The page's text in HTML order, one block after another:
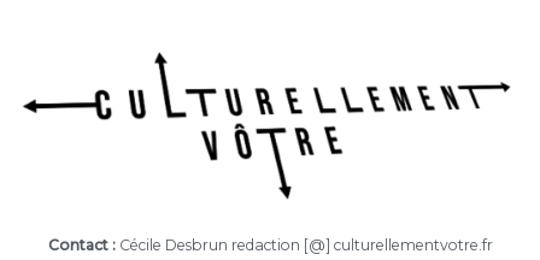
Contact :Cécile Desbrun redaction [@] culturellementvotre.fr